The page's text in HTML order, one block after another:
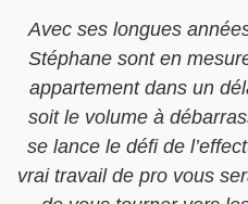
Avec ses longues
Stéphane sont en
appartement dans un
soit le volume à
se lance le défi de
vrai travail de pro vous